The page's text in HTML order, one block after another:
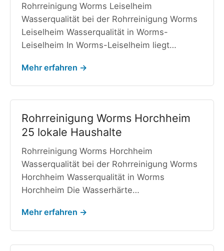
Rohrreinigung Worms Leiselheim
Wasserqualität bei der Rohrreinigung Worms
Leiselheim Wasserqualität in Worms-
Leiselheim In Worms-Leiselheim liegt…
Mehr erfahren →
Rohrreinigung Worms Horchheim
25 lokale Haushalte
Rohrreinigung Worms Horchheim
Wasserqualität bei der Rohrreinigung Worms
Horchheim Wasserqualität in Worms
Horchheim Die Wasserhärte…
Mehr erfahren →